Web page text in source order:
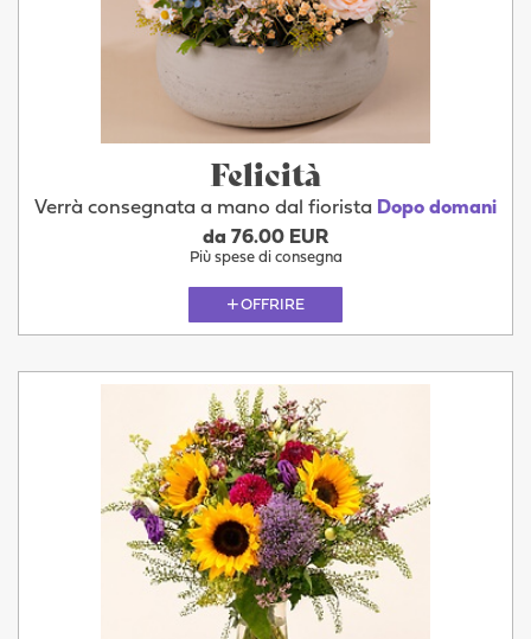
Felicità
Verrà consegnata a mano dal fiorista Dopo domani
da 76.00 EUR
Più spese di consegna
OFFRIRE